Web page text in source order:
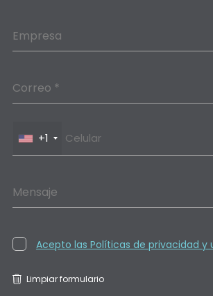
Empresa
Correo *
+1
Mensaje
Acepto las Políticas de privacidad y
Limpiar formulario